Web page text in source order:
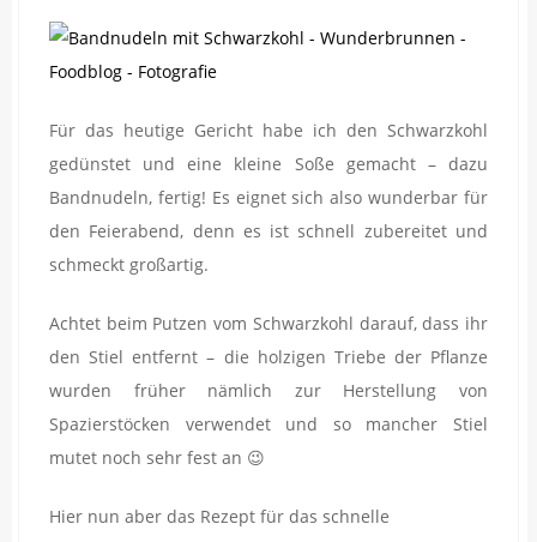
Für das heutige Gericht habe ich den Schwarzkohl
gedünstet und eine kleine Soße gemacht – dazu
Bandnudeln, fertig! Es eignet sich also wunderbar für
den Feierabend, denn es ist schnell zubereitet und
schmeckt großartig.
Achtet beim Putzen vom Schwarzkohl darauf, dass ihr
den Stiel entfernt – die holzigen Triebe der Pflanze
wurden früher nämlich zur Herstellung von
Spazierstöcken verwendet und so mancher Stiel
mutet noch sehr fest an 😉
Hier nun aber das Rezept für das schnelle